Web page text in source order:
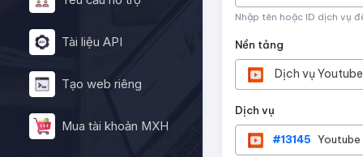
Tài liệu API
Tạo web riêng
Mua tài khoản MXH
Nhập tên hoặc ID dịch vụ
Nền tảng
Dịch vụ Youtube
Dịch vụ
#13145